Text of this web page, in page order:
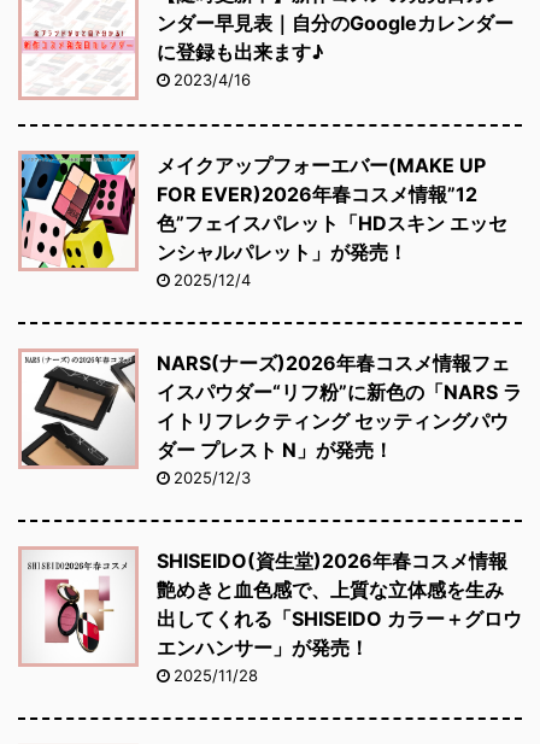
ンダー早見表｜自分のGoogleカレンダー
に登録も出来ます♪
2023/4/16
メイクアップフォーエバー(MAKE UP
FOR EVER)2026年春コスメ情報”12
色”フェイスパレット「HDスキン エッセ
ンシャルパレット」が発売！
2025/12/4
NARS(ナーズ)2026年春コスメ情報フェ
イスパウダー“リフ粉”に新色の「NARS ラ
イトリフレクティング セッティングパウ
ダー プレスト N」が発売！
2025/12/3
SHISEIDO(資生堂)2026年春コスメ情報
艶めきと血色感で、上質な立体感を生み
出してくれる「SHISEIDO カラー＋グロウ
エンハンサー」が発売！
2025/11/28